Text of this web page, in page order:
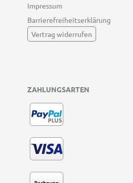
Impressum
Barrierefreiheitserklärung
Vertrag widerrufen
ZAHLUNGSARTEN